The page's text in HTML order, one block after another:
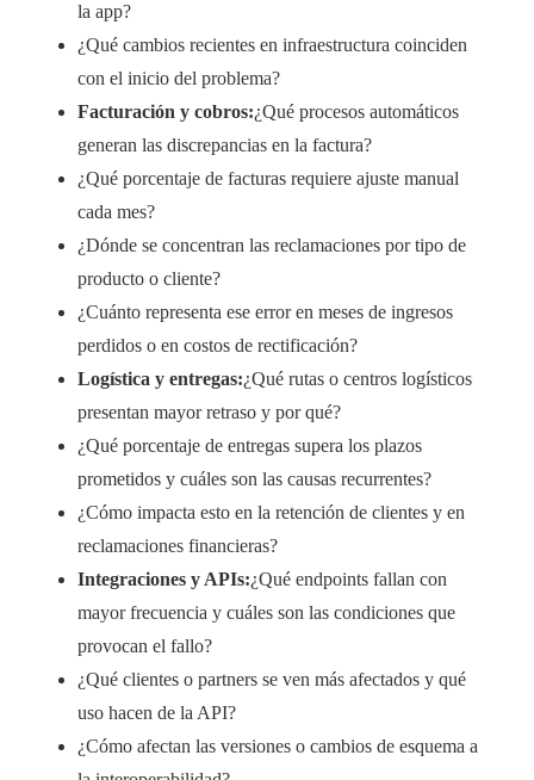
la app?
¿Qué cambios recientes en infraestructura coinciden
con el inicio del problema?
Facturación y cobros:¿Qué procesos automáticos
generan las discrepancias en la factura?
¿Qué porcentaje de facturas requiere ajuste manual
cada mes?
¿Dónde se concentran las reclamaciones por tipo de
producto o cliente?
¿Cuánto representa ese error en meses de ingresos
perdidos o en costos de rectificación?
Logística y entregas:¿Qué rutas o centros logísticos
presentan mayor retraso y por qué?
¿Qué porcentaje de entregas supera los plazos
prometidos y cuáles son las causas recurrentes?
¿Cómo impacta esto en la retención de clientes y en
reclamaciones financieras?
Integraciones y APIs:¿Qué endpoints fallan con
mayor frecuencia y cuáles son las condiciones que
provocan el fallo?
¿Qué clientes o partners se ven más afectados y qué
uso hacen de la API?
¿Cómo afectan las versiones o cambios de esquema a